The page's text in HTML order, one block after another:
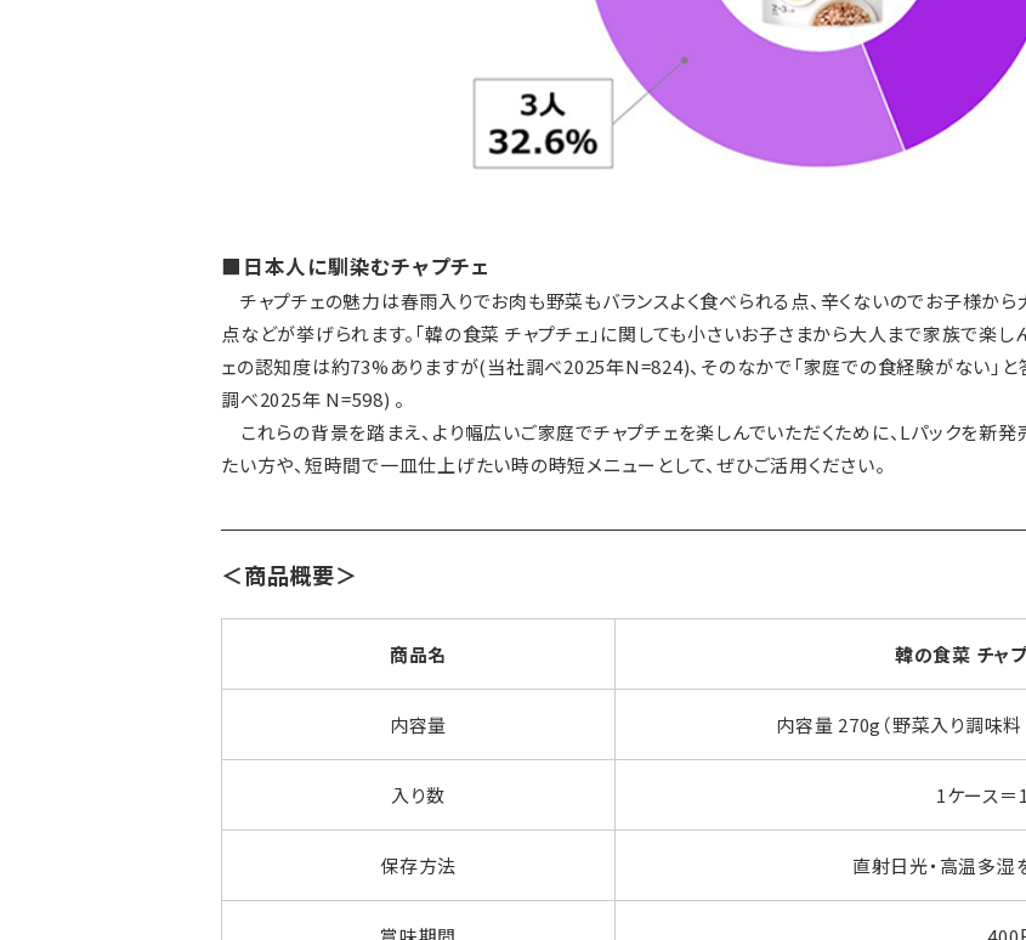
■日本人に馴染むチャプチェ
チャプチェの魅力は春雨入りでお肉も野菜もバランスよく食べられる点、辛くないのでお子様か
点などが挙げられます。「韓の食菜 チャプチェ」に関しても小さいお子さまから大人まで家族で楽
ェの認知度は約73%ありますが(当社調べ2025年N=824)、そのなかで「家庭での食経験がない」
調べ2025年 N=598) 。
これらの背景を踏まえ、より幅広いご家庭でチャプチェを楽しんでいただくために、Lパックを新
たい方や、短時間で一皿仕上げたい時の時短メニューとして、ぜひご活用ください。
＜商品概要＞
商品名 韓の食菜 チャ
内容量 内容量 270g（野菜入り調味
入り数 1ケース＝
保存方法 直射日光・高温多湿